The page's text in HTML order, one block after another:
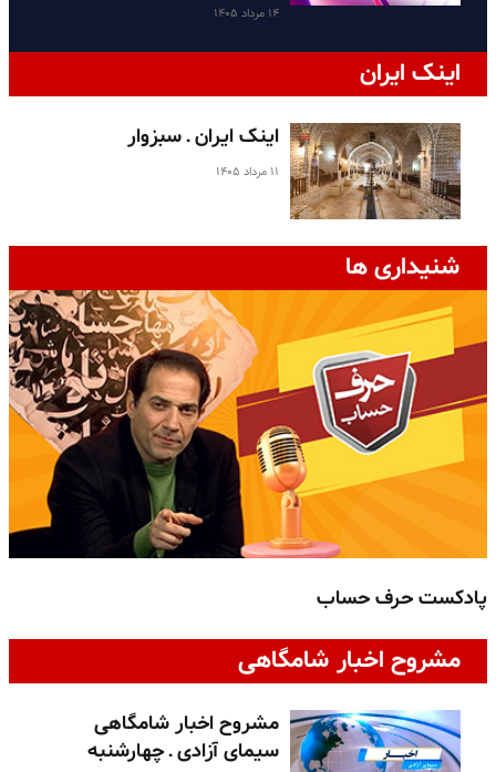
۱۴ مرداد ۱۴۰۵
اینک ایران
اینک ایران ـ سبزوار
۱۱ مرداد ۱۴۰۵
شنیداری ها
پادکست حرف حساب
مشروح اخبار شامگاهی
مشروح اخبار شامگاهی
سیمای آزادی ـ چهارشنبه